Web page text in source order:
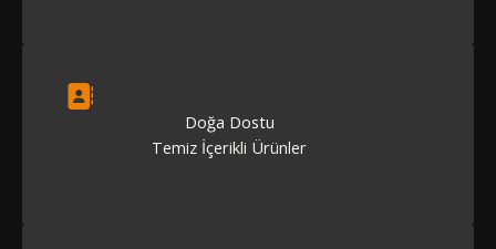
Doğa Dostu
Temiz İçerikli Ürünler